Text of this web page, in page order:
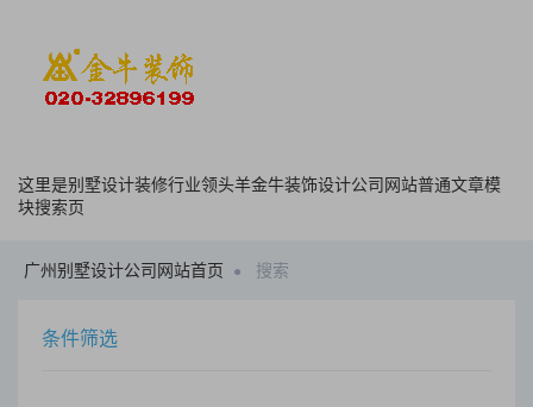
这里是别墅设计装修行业领头羊金牛装饰设计公司网站普通文章模
块搜索页
广州别墅设计公司网站首页 搜索
条件筛选